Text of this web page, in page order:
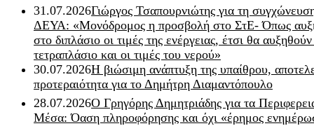
31.07.2026Γιώργος Τσαπουρνιώτης για τη
ΔΕΥΑ: «Μονόδρομος η προσβολή στο ΣτΕ- Όπως
στο διπλάσιο οι τιμές της ενέργειας, έτσι θα
τετραπλάσιο και οι τιμές του νερού»
30.07.2026Η βιώσιμη ανάπτυξη της υπαίθρου,
προτεραιότητα για το Δημήτρη Διαμαντόπουλο
28.07.2026Ο Γρηγόρης Δημητριάδης για τα
Μέσα: Όαση πληροφόρησης και όχι «έρημος